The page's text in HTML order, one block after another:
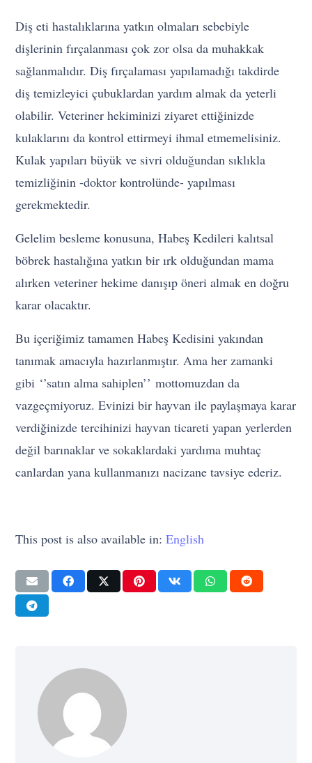
Diş eti hastalıklarına yatkın olmaları sebebiyle
dişlerinin fırçalanması çok zor olsa da muhakkak
sağlanmalıdır. Diş fırçalaması yapılamadığı takdirde
diş temizleyici çubuklardan yardım almak da yeterli
olabilir. Veteriner hekiminizi ziyaret ettiğinizde
kulaklarını da kontrol ettirmeyi ihmal etmemelisiniz.
Kulak yapıları büyük ve sivri olduğundan sıklıkla
temizliğinin -doktor kontrolünde- yapılması
gerekmektedir.
Gelelim besleme konusuna, Habeş Kedileri kalıtsal
böbrek hastalığına yatkın bir ırk olduğundan mama
alırken veteriner hekime danışıp öneri almak en doğru
karar olacaktır.
Bu içeriğimiz tamamen Habeş Kedisini yakından
tanımak amacıyla hazırlanmıştır. Ama her zamanki
gibi ‘’satın alma sahiplen’’ mottomuzdan da
vazgeçmiyoruz. Evinizi bir hayvan ile paylaşmaya karar
verdiğinizde tercihinizi hayvan ticareti yapan yerlerden
değil barınaklar ve sokaklardaki yardıma muhtaç
canlardan yana kullanmanızı nacizane tavsiye ederiz.
This post is also available in:English